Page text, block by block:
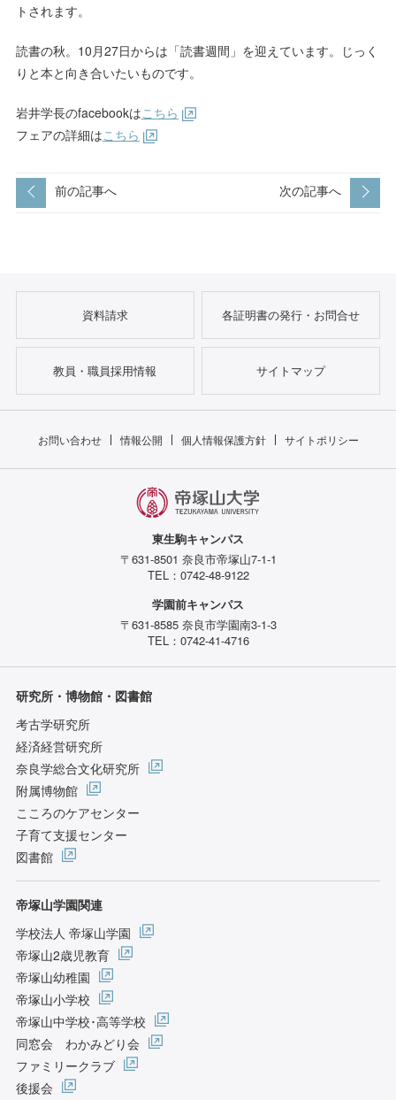
トされます。
読書の秋。10月27日からは「読書週間」を迎えています。じっく
りと本と向き合いたいものです。
岩井学長のfacebookはこちら
フェアの詳細はこちら
前の記事へ 次の記事へ
資料請求 各証明書の発行・お問合せ
教員・職員採用情報 サイトマップ
お問い合わせ 情報公開 個人情報保護方針 サイトポリシー
東生駒キャンパス
〒631-8501 奈良市帝塚山7-1-1
TEL：0742-48-9122
学園前キャンパス
〒631-8585 奈良市学園南3-1-3
TEL：0742-41-4716
研究所・博物館・図書館
考古学研究所
経済経営研究所
奈良学総合文化研究所
附属博物館
こころのケアセンター
子育て支援センター
図書館
帝塚山学園関連
学校法人 帝塚山学園
帝塚山2歳児教育
帝塚山幼稚園
帝塚山小学校
帝塚山中学校･高等学校
同窓会 わかみどり会
ファミリークラブ
後援会